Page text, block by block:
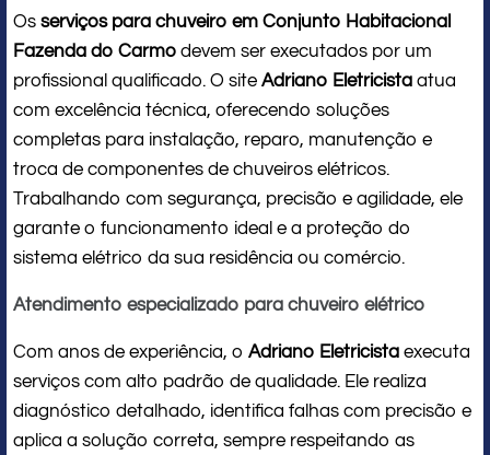
Os serviços para chuveiro em Conjunto Habitacional
Fazenda do Carmo devem ser executados por um
profissional qualificado. O site Adriano Eletricista atua
com excelência técnica, oferecendo soluções
completas para instalação, reparo, manutenção e
troca de componentes de chuveiros elétricos.
Trabalhando com segurança, precisão e agilidade, ele
garante o funcionamento ideal e a proteção do
sistema elétrico da sua residência ou comércio.
Atendimento especializado para chuveiro elétrico
Com anos de experiência, o Adriano Eletricista executa
serviços com alto padrão de qualidade. Ele realiza
diagnóstico detalhado, identifica falhas com precisão e
aplica a solução correta, sempre respeitando as